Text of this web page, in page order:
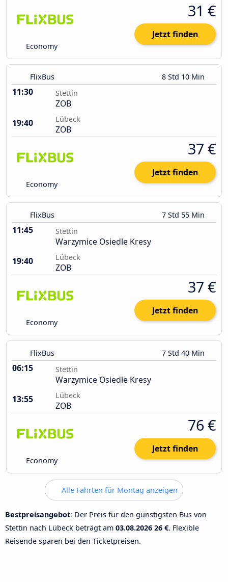
Economy
31 €
Jetzt finden
FlixBus 8 Std 10 Min
11:30 Stettin
ZOB
19:40
Lübeck
ZOB
Economy
37 €
Jetzt finden
FlixBus 7 Std 55 Min
11:45 Stettin
Warzymice Osiedle Kresy
19:40
Lübeck
ZOB
Economy
37 €
Jetzt finden
FlixBus 7 Std 40 Min
06:15 Stettin
Warzymice Osiedle Kresy
13:55
Lübeck
ZOB
Economy
76 €
Jetzt finden
Alle Fahrten für Montag anzeigen
Bestpreisangebot: Der Preis für den günstigsten Bus von
Stettin nach Lübeck beträgt am 03.08.2026 26 €. Flexible
Reisende sparen bei den Ticketpreisen.